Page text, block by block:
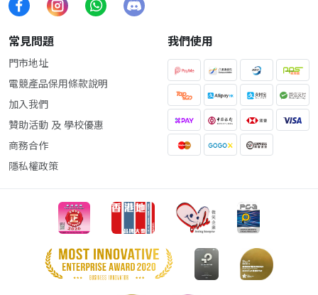
常見問題
門市地址
電競產品保用條款說明
加入我們
贊助活動 及 學校優惠
商務合作
隱私權政策
我們使用